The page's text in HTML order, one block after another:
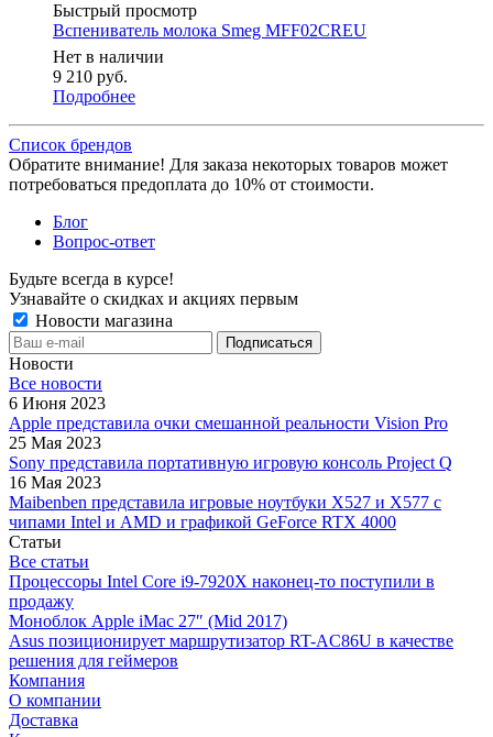
Быстрый просмотр
Вспениватель молока Smeg MFF02CREU
Нет в наличии
9 210 руб.
Подробнее
Список брендов
Обратите внимание! Для заказа некоторых товаров может
потребоваться предоплата до 10% от стоимости.
Блог
Вопрос-ответ
Будьте всегда в курсе!
Узнавайте о скидках и акциях первым
Новости магазина
Новости
Все новости
6 Июня 2023
Apple представила очки смешанной реальности Vision Pro
25 Мая 2023
Sony представила портативную игровую консоль Project Q
16 Мая 2023
Maibenben представила игровые ноутбуки X527 и X577 с
чипами Intel и AMD и графикой GeForce RTX 4000
Статьи
Все статьи
Процессоры Intel Core i9-7920X наконец-то поступили в
продажу
Моноблок Apple iMac 27″ (Mid 2017)
Asus позиционирует маршрутизатор RT-AC86U в качестве
решения для геймеров
Компания
О компании
Доставка